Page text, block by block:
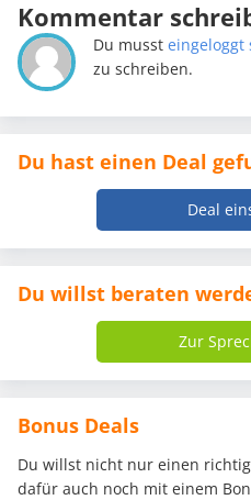
Kommentar
Du mussteingeloggt
zu schreiben.
Du hast einen Deal
Deal
Du willst beraten
Zur
Bonus Deals
Du willst nicht nur einen
dafür auch noch mit einem